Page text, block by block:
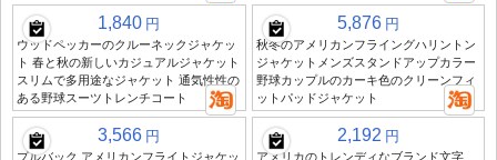
1,840 円
ウッドペッカーのクルーネックジャケッ
ト 春と秋の新しいカジュアルジャケット
スリムで多用途なジャケット 通気性性の
ある野球スーツトレンチコート
5,876 円
秋冬のアメリカンフライングハリントン
ジャケットメンズスタンドアップカラー
野球カップルのカーキ色のクリーンフィ
ットパッドジャケット
3,566 円
プルバック アメリカンフライトジャケッ
2,192 円
アメリカのトレンディなブランド文字、